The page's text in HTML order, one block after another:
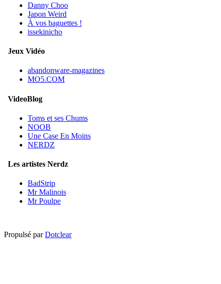
Danny Choo
Japon Weird
À vos baguettes !
issekinicho
Jeux Vidéo
abandonware-magazines
MO5.COM
VideoBlog
Toms et ses Chums
NOOB
Une Case En Moins
NERDZ
Les artistes Nerdz
BadStrip
Mr Malinois
Mr Poulpe
Propulsé parDotclear